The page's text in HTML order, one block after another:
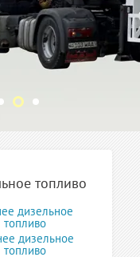
топливо
дизельное
топливо
дизельное
топливо